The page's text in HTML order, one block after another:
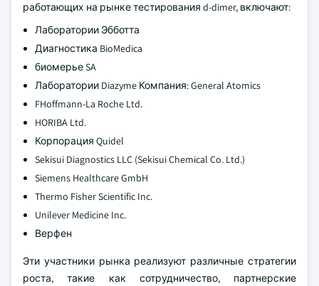
работающих на рынке тестирования d-dimer, включают:
Лаборатории Эбботта
Диагностика BioMedica
биомерье SA
Лаборатории Diazyme Компания: General Atomics
FHoffmann-La Roche Ltd.
HORIBA Ltd.
Корпорация Quidel
Sekisui Diagnostics LLC (Sekisui Chemical Co. Ltd.)
Siemens Healthcare GmbH
Thermo Fisher Scientific Inc.
Unilever Medicine Inc.
Верфен
Эти участники рынка реализуют различные стратегии
роста, такие как сотрудничество, партнерские